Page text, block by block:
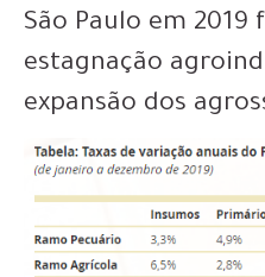
São Paulo em
estagnação
expansão dos